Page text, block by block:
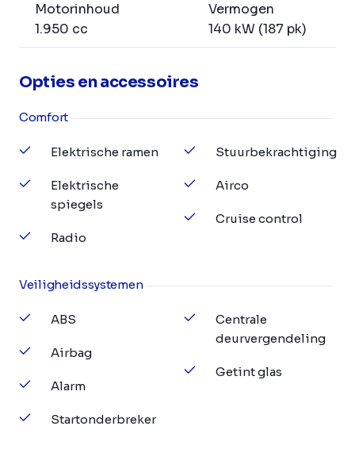
Motorinhoud
1.950 cc
Vermogen
140 kW (187 pk)
Opties en accessoires
Comfort
Elektrische ramen
Elektrische
spiegels
Radio
Stuurbekrachtiging
Airco
Cruise control
Veiligheidssystemen
ABS
Airbag
Alarm
Startonderbreker
Centrale
deurvergendeling
Getint glas